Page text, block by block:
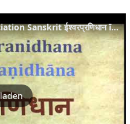
Ishwara Pranidhana Pronunciation Sanskrit ईश्वरप्रणिधान īśvara praṇidhāna